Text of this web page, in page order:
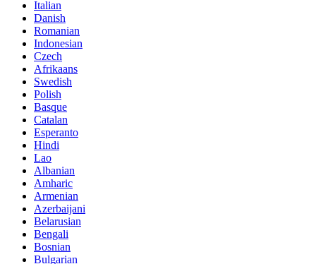
Italian
Danish
Romanian
Indonesian
Czech
Afrikaans
Swedish
Polish
Basque
Catalan
Esperanto
Hindi
Lao
Albanian
Amharic
Armenian
Azerbaijani
Belarusian
Bengali
Bosnian
Bulgarian